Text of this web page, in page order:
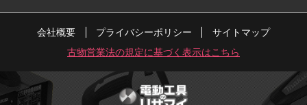
会社概要 プライバシーポリシー
サイトマップ
古物営業法の規定に基づく表示はこちら